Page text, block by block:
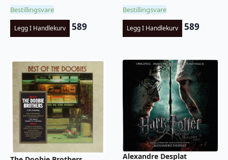
Bestillingsvare
Legg I Handlekurv 589
Bestillingsvare
Legg I Handlekurv 589
Alexandre Desplat